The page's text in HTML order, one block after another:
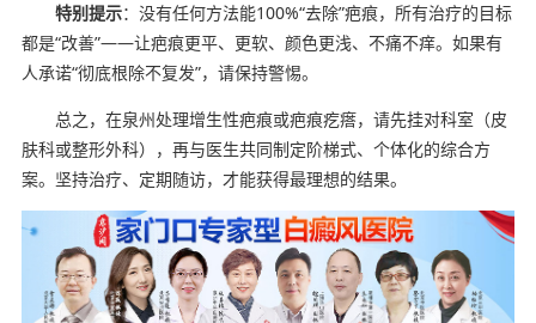
特别提示：没有任何方法能100%“去除”疤痕，所有治疗的目标
都是“改善”——让疤痕更平、更软、颜色更浅、不痛不痒。如果有
人承诺“彻底根除不复发”，请保持警惕。
总之，在泉州处理增生性疤痕或疤痕疙瘩，请先挂对科室（皮
肤科或整形外科），再与医生共同制定阶梯式、个体化的综合方
案。坚持治疗、定期随访，才能获得最理想的结果。